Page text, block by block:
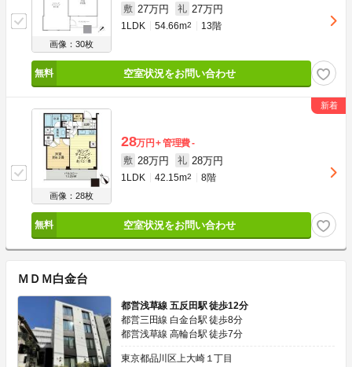
画像：30枚
敷 27万円 礼 27万円
1LDK 54.66m2 13階
空室状況をお問い合わせ
画像：28枚
28万円 管理費-
敷 28万円 礼 28万円
1LDK 42.15m2 8階
空室状況をお問い合わせ
ＭＤＭ白金台
都営浅草線 五反田駅 徒歩12分
都営三田線 白金台駅 徒歩8分
都営浅草線 高輪台駅 徒歩7分
東京都品川区上大崎１丁目